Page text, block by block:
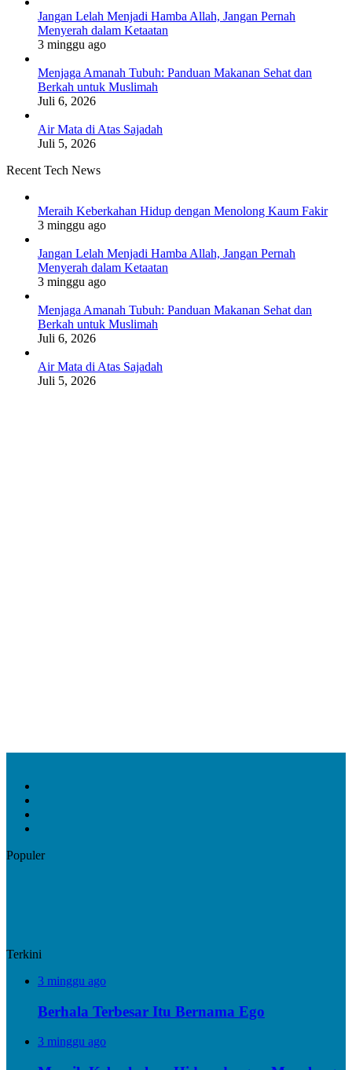
Jangan Lelah Menjadi Hamba Allah, Jangan Pernah
Menyerah dalam Ketaatan
3 minggu ago
Menjaga Amanah Tubuh: Panduan Makanan Sehat dan
Berkah untuk Muslimah
Juli 6, 2026
Air Mata di Atas Sajadah
Juli 5, 2026
Recent Tech News
Meraih Keberkahan Hidup dengan Menolong Kaum Fakir
3 minggu ago
Jangan Lelah Menjadi Hamba Allah, Jangan Pernah
Menyerah dalam Ketaatan
3 minggu ago
Menjaga Amanah Tubuh: Panduan Makanan Sehat dan
Berkah untuk Muslimah
Juli 6, 2026
Air Mata di Atas Sajadah
Juli 5, 2026
Populer
Terkini
3 minggu ago
Berhala Terbesar Itu Bernama Ego
3 minggu ago